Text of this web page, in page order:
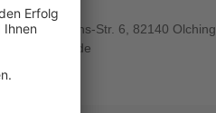
von-Siemens-Str. 6, 82140 Olching,
gmbh.de